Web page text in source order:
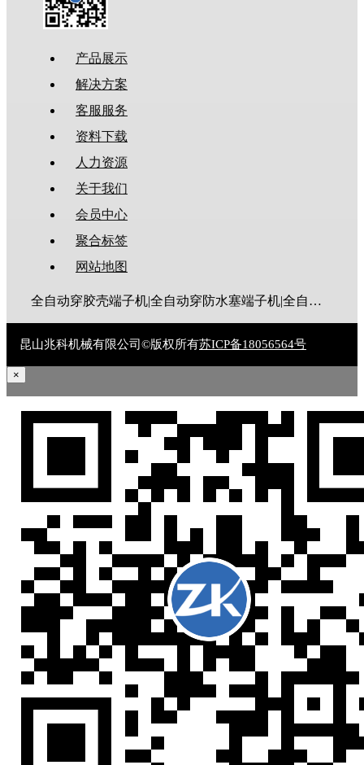
产品展示
解决方案
客服服务
资料下载
人力资源
关于我们
会员中心
聚合标签
网站地图
全自动穿胶壳端子机|全自动穿防水塞端子机|全自动穿热缩管端子机|全自动穿护套端子机|全自动穿号码管端子机|全自动端子机|全自动穿防水栓端子机|端子压着机|端子压接机|静音端子机|多芯线端子机|护套线端子机|全自动排线端子机|新能源大平方压接机|电脑剥线机|自动剥线机|裁线机|剥线机
昆山兆科机械有限公司©版权所有苏ICP备18056564号
×